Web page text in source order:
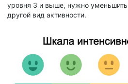
уровня 3 и выше, нужно уменьшить
другой вид активности.